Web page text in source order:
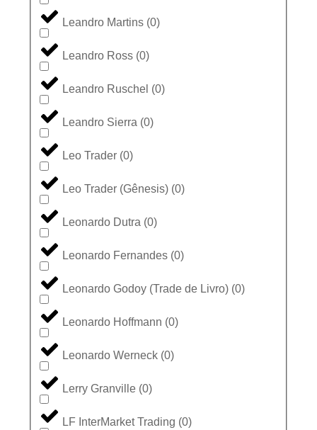
Leandro Martins (0)
Leandro Ross (0)
Leandro Ruschel (0)
Leandro Sierra (0)
Leo Trader (0)
Leo Trader (Gênesis) (0)
Leonardo Dutra (0)
Leonardo Fernandes (0)
Leonardo Godoy (Trade de Livro) (0)
Leonardo Hoffmann (0)
Leonardo Werneck (0)
Lerry Granville (0)
LF InterMarket Trading (0)